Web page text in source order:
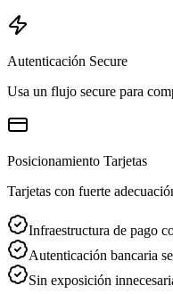
Autenticación Secure
Usa un flujo secure para
Posicionamiento Tarjetas
Tarjetas con fuerte
Infraestructura de pago
Autenticación bancaria
Sin exposición